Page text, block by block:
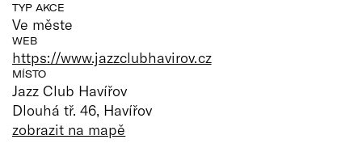
TYP AKCE
Ve měste
WEB
https://www.jazzclubhavirov.cz
MÍSTO
Jazz Club Havířov
Dlouhá tř. 46, Havířov
zobrazit na mapě